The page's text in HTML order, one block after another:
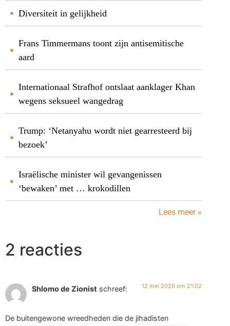
Diversiteit in gelijkheid
Frans Timmermans toont zijn antisemitische
aard
Internationaal Strafhof ontslaat aanklager Khan
wegens seksueel wangedrag
Trump: ‘Netanyahu wordt niet gearresteerd bij
bezoek’
Israëlische minister wil gevangenissen
‘bewaken’ met … krokodillen
Lees meer »
2 reacties
Shlomo de Zionist schreef: 12 mei 2026 om 21:02
De buitengewone wreedheden die de jihadisten